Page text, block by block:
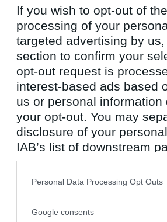
If you wish to opt-out of
processing of your
targeted advertising by
section to confirm your
opt-out request is
interest-based ads based
us or personal
your opt-out. You may
disclosure of your
IAB’s list of downstream
also be disclosed by us
Downstream Participants
Please note that this
Personal Data Processing Opt Outs
Google consents
Antal inlägg:
Jag har också tänkt på samma sätt
Sotfinger
Antal inlägg:
22361
Varför är dina fötter så konstigt
Mamma Mia!
Bergmans sista film?